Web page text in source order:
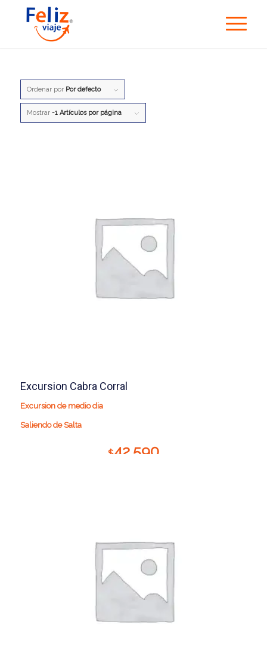
Ordenar por Por defecto
Mostrar -1 Artículos por página
Excursion Cabra Corral
Excursion de medio dia
Saliendo de Salta
$42.590